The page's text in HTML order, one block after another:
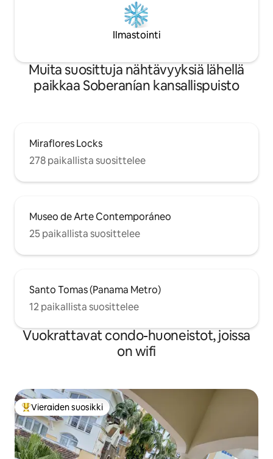
Ilmastointi
Muita suosittuja nähtävyyksiä lähellä
paikkaa Soberanían kansallispuisto
Miraflores Locks
278 paikallista suosittelee
Museo de Arte Contemporáneo
25 paikallista suosittelee
Santo Tomas (Panama Metro)
12 paikallista suosittelee
Vuokrattavat condo-huoneistot, joissa
on wifi
Vieraiden suosikkien parhaimmistoa
Vieraiden suosikki